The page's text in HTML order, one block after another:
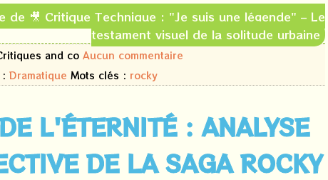
de 🎥 Critique Technique : "Je suis une légende" – Le
testament visuel de la solitude urbaine
and co Aucun commentaire
Dramatique Mots clés : rocky
L'ÉTERNITÉ : ANALYSE
DE LA SAGA ROCKY